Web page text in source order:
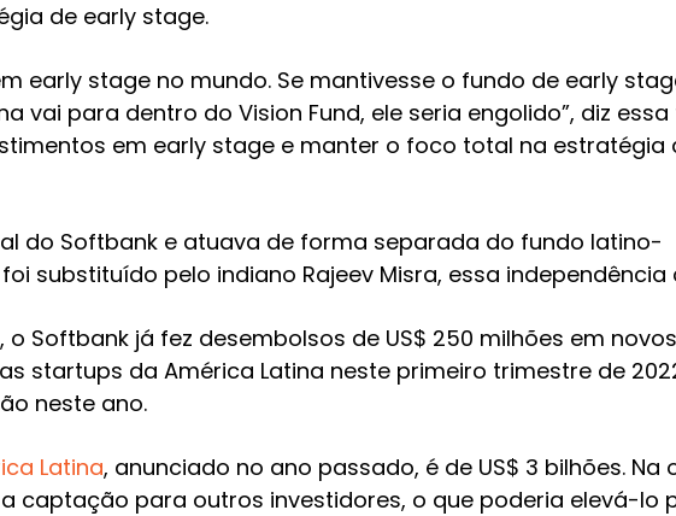
de early stage.
early stage no mundo. Se mantivesse o fundo de early
vai para dentro do Vision Fund, ele seria engolido”, diz essa
em early stage e manter o foco total na estratégia
do Softbank e atuava de forma separada do fundo latino-
substituído pelo indiano Rajeev Misra, essa independência
, o Softbank já fez desembolsos de US$ 250 milhões em novos
startups da América Latina neste primeiro trimestre de
neste ano.
Latina, anunciado no ano passado, é de US$ 3 bilhões. Na
captação para outros investidores, o que poderia elevá-lo